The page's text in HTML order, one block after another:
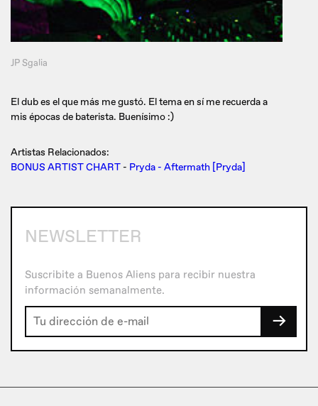
JP Sgalia
El dub es el que más me gustó. El tema en sí me recuerda a
mis épocas de baterista. Buenísimo :)
Artistas Relacionados:
BONUS ARTIST CHART - Pryda - Aftermath [Pryda]
NEWSLETTER
Suscribite a Buenos Aliens para recibir nuestra
información semanalmente.
→